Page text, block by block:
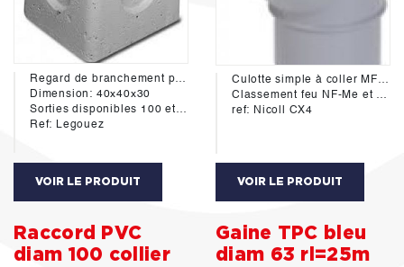
Regard de branchement pour eaux pluviales
Dimension: 40x40x30
Sorties disponibles 100 et 125mm
Ref: Legouez
VOIR LE PRODUIT
Culotte simple à coller MF 45° diamétre 125mm
Classement feu NF-Me et NF E
ref: Nicoll CX4
VOIR LE PRODUIT
Raccord PVC
diam 100 collier
Gaine TPC bleu
diam 63 rl=25m